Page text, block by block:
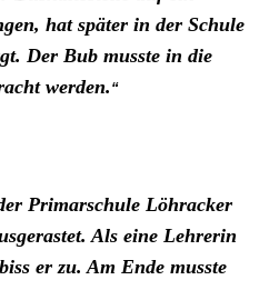
hat später in der Schule
Der Bub musste in die
werden. “
Primarschule Löhracker
Als eine Lehrerin
er zu. Am Ende musste